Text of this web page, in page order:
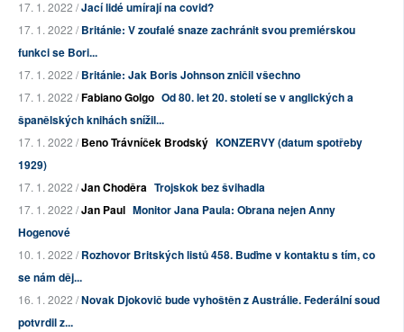
17. 1. 2022 /Jací lidé umírají na covid?
17. 1. 2022 /Británie: V zoufalé snaze zachránit svou premiérskou
funkci se Bori...
17. 1. 2022 /Británie: Jak Boris Johnson zničil všechno
17. 1. 2022 /Fabiano Golgo Od 80. let 20. století se v anglických a
španělských knihách snížil...
17. 1. 2022 /Beno Trávníček Brodský KONZERVY (datum spotřeby
1929)
17. 1. 2022 /Jan Choděra Trojskok bez švihadla
17. 1. 2022 /Jan Paul Monitor Jana Paula: Obrana nejen Anny
Hogenové
10. 1. 2022 /Rozhovor Britských listů 458. Buďme v kontaktu s tím, co
se nám děj...
16. 1. 2022 /Novak Djokovič bude vyhoštěn z Austrálie. Federální soud
potvrdil z...